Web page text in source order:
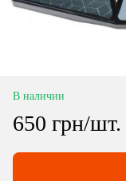
В наличии
650 грн/шт.